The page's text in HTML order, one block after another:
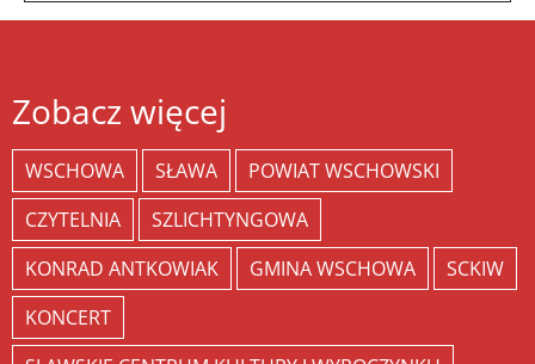
Zobacz więcej
WSCHOWA SŁAWA
POWIAT WSCHOWSKI
CZYTELNIA
SZLICHTYNGOWA
KONRAD ANTKOWIAK
GMINA WSCHOWA
SCKIW
KONCERT